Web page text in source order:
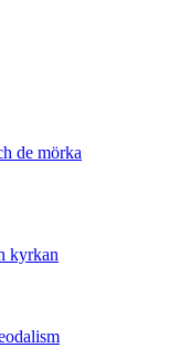
de mörka
kyrkan